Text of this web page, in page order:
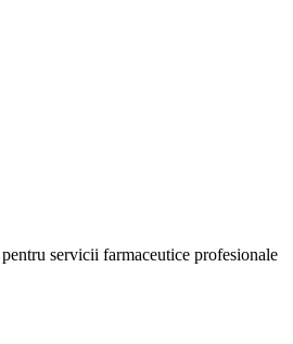
servicii farmaceutice profesionale